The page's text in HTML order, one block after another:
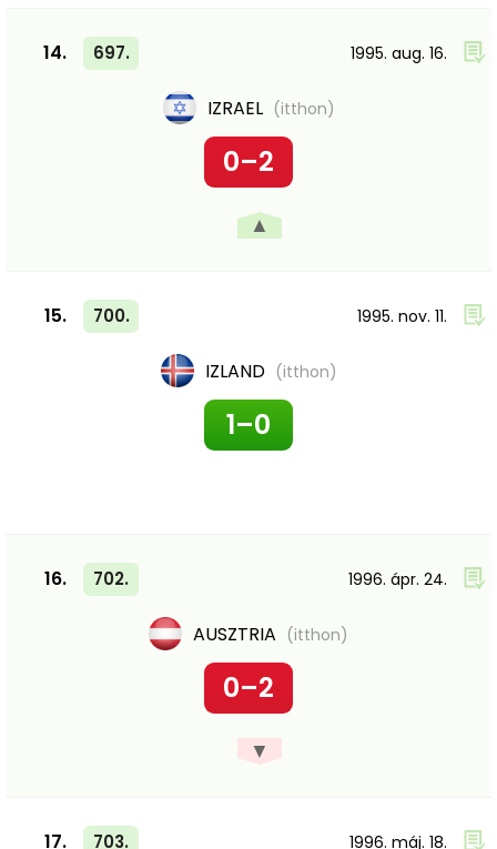
14. 697. 1995. aug. 16.
IZRAEL (itthon)
0–2
▲
15. 700. 1995. nov. 11.
IZLAND (itthon)
1–0
16. 702. 1996. ápr. 24.
AUSZTRIA (itthon)
0–2
▼
17. 703. 1996. máj. 18.